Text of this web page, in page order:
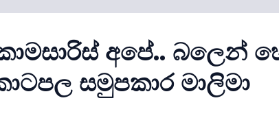
අපේ.. බලෙන්
සමුපකාර මාලිමා